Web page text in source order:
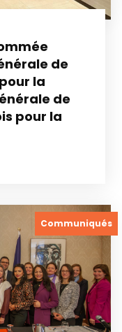
de
la
de
pour la
Communiqués